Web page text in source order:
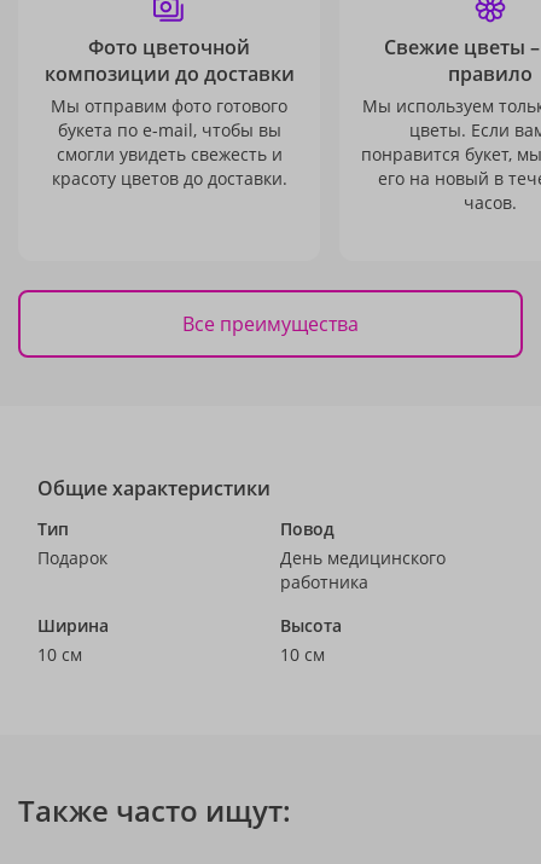
Фото цветочной
композиции до доставки
Мы отправим фото готового
букета по e-mail, чтобы вы
смогли увидеть свежесть и
красоту цветов до доставки.
Свежие цветы
правило
Мы используем
цветы. Если
понравится букет,
его на новый в
часов.
Все преимущества
Общие характеристики
Тип
Подарок
Повод
День медицинского
работника
Ширина
10 см
Высота
10 см
Также часто ищут: